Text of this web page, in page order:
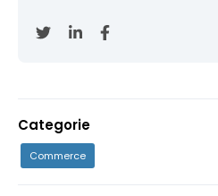
Categorie
Commerce